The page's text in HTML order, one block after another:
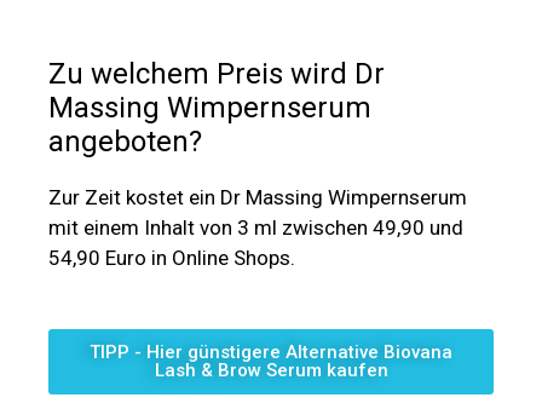
Zu welchem Preis wird Dr
Massing Wimpernserum
angeboten?
Zur Zeit kostet ein Dr Massing Wimpernserum
mit einem Inhalt von 3 ml zwischen 49,90 und
54,90 Euro in Online Shops.
TIPP - Hier günstigere Alternative Biovana
Lash & Brow Serum kaufen